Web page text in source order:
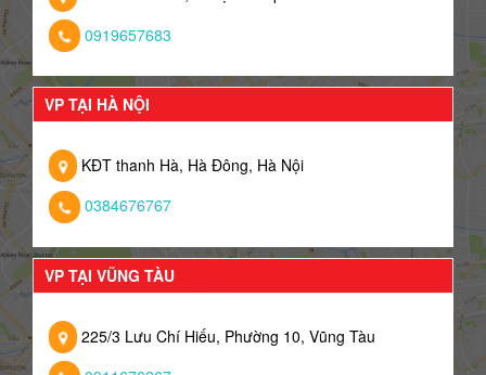
0919657683
VP TẠI HÀ NỘI
KĐT thanh Hà, Hà Đông, Hà Nội
0384676767
VP TẠI VŨNG TÀU
225/3 Lưu Chí Hiếu, Phường 10, Vũng Tàu